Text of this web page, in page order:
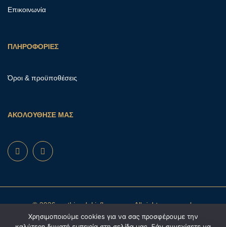
Επικοινωνία
ΠΛΗΡΟΦΟΡΙΕΣ
Όροι & προϋποθέσεις
ΑΚΟΛΟΥΘΗΣΕ ΜΑΣ
© 2026 mathioudakisflowers.gr. All rights reserved.
Χρησιμοποιούμε cookies για να σας προσφέρουμε την